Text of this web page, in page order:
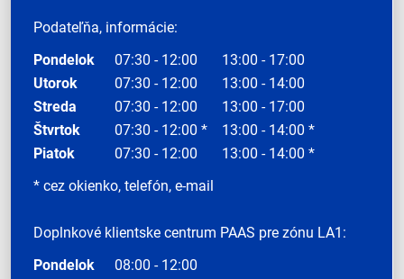
Podateľňa, informácie:
Pondelok
07:30 - 12:00
13:00 - 17:00
Utorok
07:30 - 12:00
13:00 - 14:00
Streda
07:30 - 12:00
13:00 - 17:00
Štvrtok
07:30 - 12:00 *
13:00 - 14:00 *
Piatok
07:30 - 12:00
13:00 - 14:00 *
* cez okienko, telefón, e-mail
Doplnkové klientske centrum PAAS pre zónu LA1:
Pondelok
08:00 - 12:00